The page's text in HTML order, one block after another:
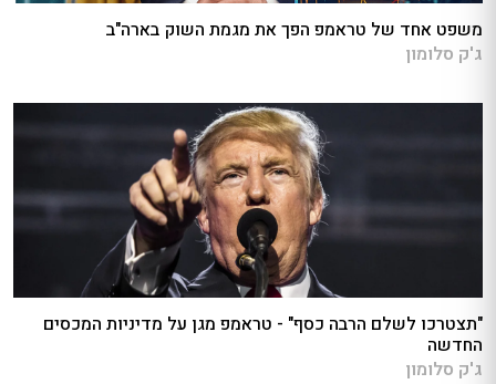
משפט אחד של טראמפ הפך את מגמת השוק בארה"ב
ג'ק סלומון
"תצטרכו לשלם הרבה כסף" - טראמפ מגן על מדיניות המכסים
החדשה
ג'ק סלומון